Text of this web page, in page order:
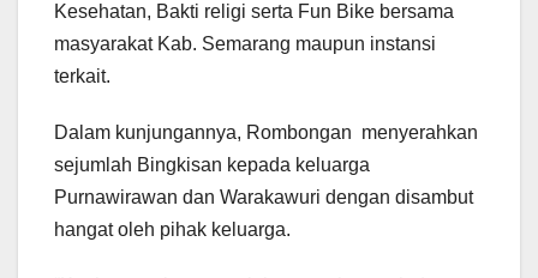
Kesehatan, Bakti religi serta Fun Bike bersama
masyarakat Kab. Semarang maupun instansi
terkait.
Dalam kunjungannya, Rombongan menyerahkan
sejumlah Bingkisan kepada keluarga
Purnawirawan dan Warakawuri dengan disambut
hangat oleh pihak keluarga.